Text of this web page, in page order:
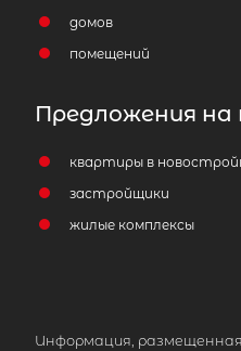
домов
помещений
Предложения на
квартиры в
застройщики
жилые комплексы
Информация,